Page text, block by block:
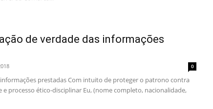
de verdade das informações
0
prestadas Com intuito de proteger o patrono contra
e processo ético-disciplinar Eu, (nome completo, nacionalidade,